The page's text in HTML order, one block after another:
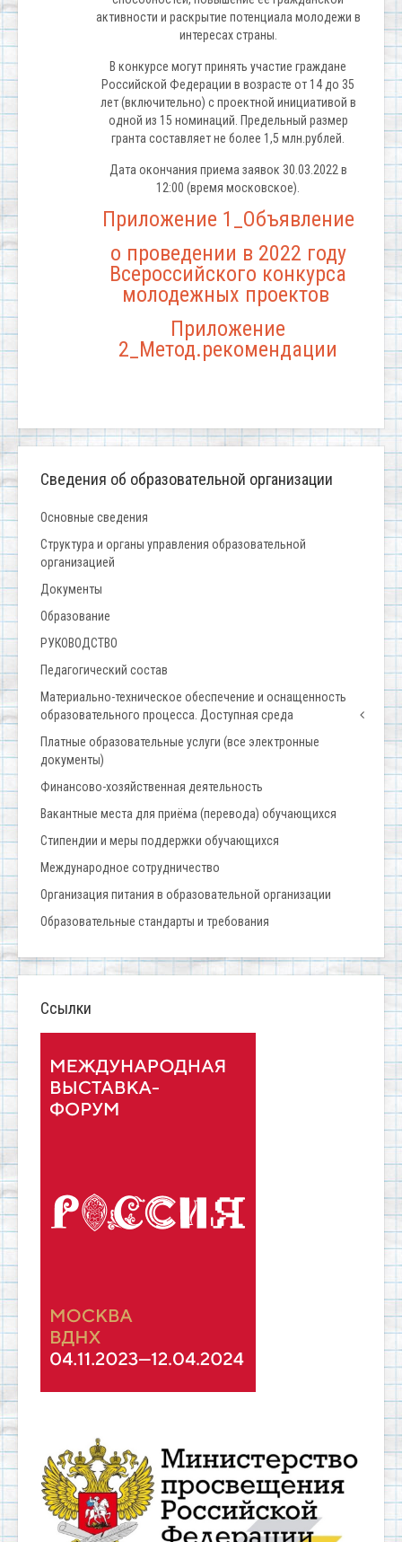
активности и раскрытие потенциала молодежи в
интересах страны.
В конкурсе могут принять участие граждане
Российской Федерации в возрасте от 14 до 35
лет (включительно) с проектной инициативой в
одной из 15 номинаций. Предельный размер
гранта составляет не более 1,5 млн.рублей.
Дата окончания приема заявок 30.03.2022 в
12:00 (время московское).
Приложение 1_Объявление
о проведении в 2022 году
Всероссийского конкурса
молодежных проектов
Приложение
2_Метод.рекомендации
Сведения об образовательной организации
Основные сведения
Структура и органы управления образовательной
организацией
Документы
Образование
РУКОВОДСТВО
Педагогический состав
Материально-техническое обеспечение и оснащенность
образовательного процесса. Доступная среда
Платные образовательные услуги (все электронные
документы)
Финансово-хозяйственная деятельность
Вакантные места для приёма (перевода) обучающихся
Стипендии и меры поддержки обучающихся
Международное сотрудничество
Организация питания в образовательной организации
Образовательные стандарты и требования
Ссылки